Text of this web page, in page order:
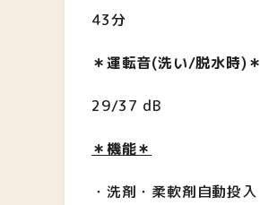
43分
＊運転音(洗い/脱水時)＊
29/37 dB
＊機能＊
・洗剤・柔軟剤自動投入